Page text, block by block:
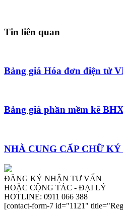
Tin liên quan
Bảng giá Hóa đơn điện tử
Bảng giá phần mềm kê
NHÀ CUNG CẤP CHỮ
ĐĂNG KÝ NHẬN TƯ VẤN
HOẶC CỘNG TÁC - ĐẠI LÝ
HOTLINE: 0911 066 388
[contact-form-7 id="1121"